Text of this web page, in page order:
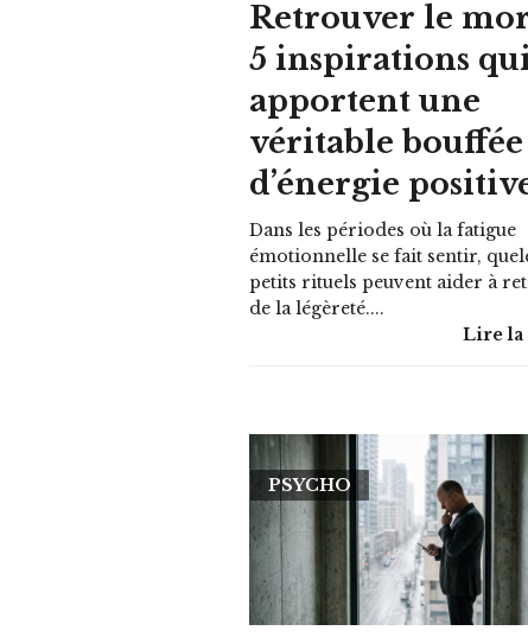
Retrouver le
5 inspirations
apportent une
véritable bouffée
d’énergie
Dans les périodes où la fatigue
émotionnelle se fait sentir,
petits rituels peuvent aider à
de la légèreté....
Lire la
PSYCHO